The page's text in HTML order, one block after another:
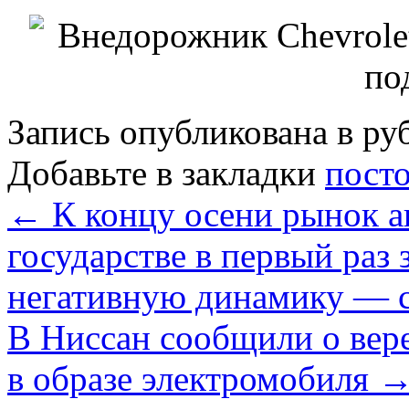
Запись опубликована в
Добавьте в закладки
← К концу осени рынок
государстве в первый
негативную динамику —
В Ниссан сообщили о
в образе электромобиля